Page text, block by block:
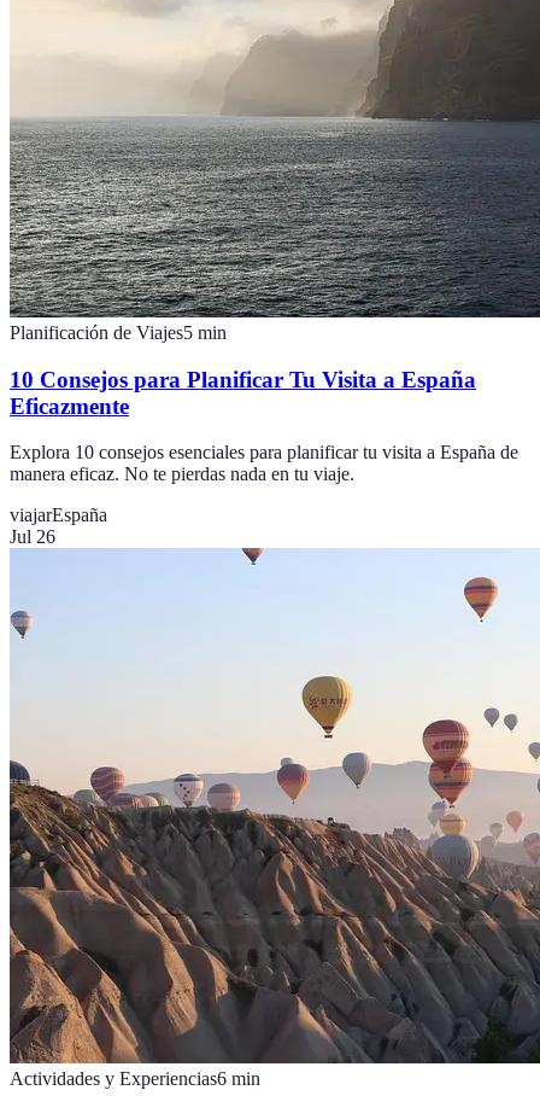
Planificación de Viajes5 min
10 Consejos para Planificar Tu Visita a España
Eficazmente
Explora 10 consejos esenciales para planificar tu visita a España de
manera eficaz. No te pierdas nada en tu viaje.
viajarEspaña
Jul 26
Actividades y Experiencias6 min